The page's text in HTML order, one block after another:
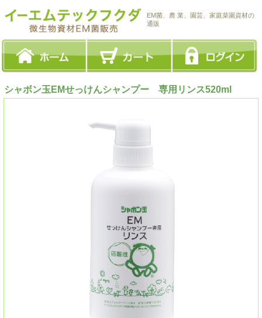
EM菌、農 業、園芸、家庭菜園資材の
通販
シャボン玉EMせっけんシャンプー 専用リンス520ml